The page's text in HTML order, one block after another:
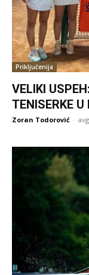
Priključenija
VELIKI
TENISERKE U
Zoran Todorović -